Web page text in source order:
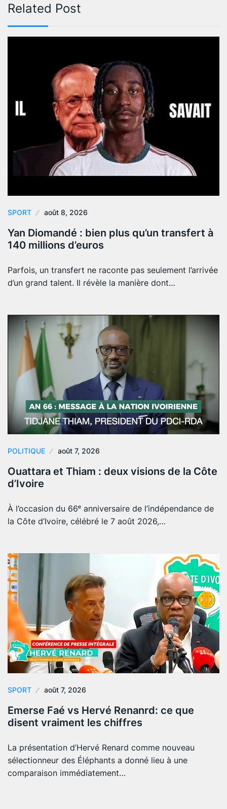
Related Post
SPORT août 8, 2026
Yan Diomandé : bien plus qu’un transfert à
140 millions d’euros
Parfois, un transfert ne raconte pas seulement l’arrivée
d’un grand talent. Il révèle la manière dont…
POLITIQUE août 7, 2026
Ouattara et Thiam : deux visions de la Côte
d’Ivoire
À l’occasion du 66ᵉ anniversaire de l’indépendance de
la Côte d’Ivoire, célébré le 7 août 2026,…
SPORT août 7, 2026
Emerse Faé vs Hervé Renanrd: ce que
disent vraiment les chiffres
La présentation d’Hervé Renard comme nouveau
sélectionneur des Éléphants a donné lieu à une
comparaison immédiatement…